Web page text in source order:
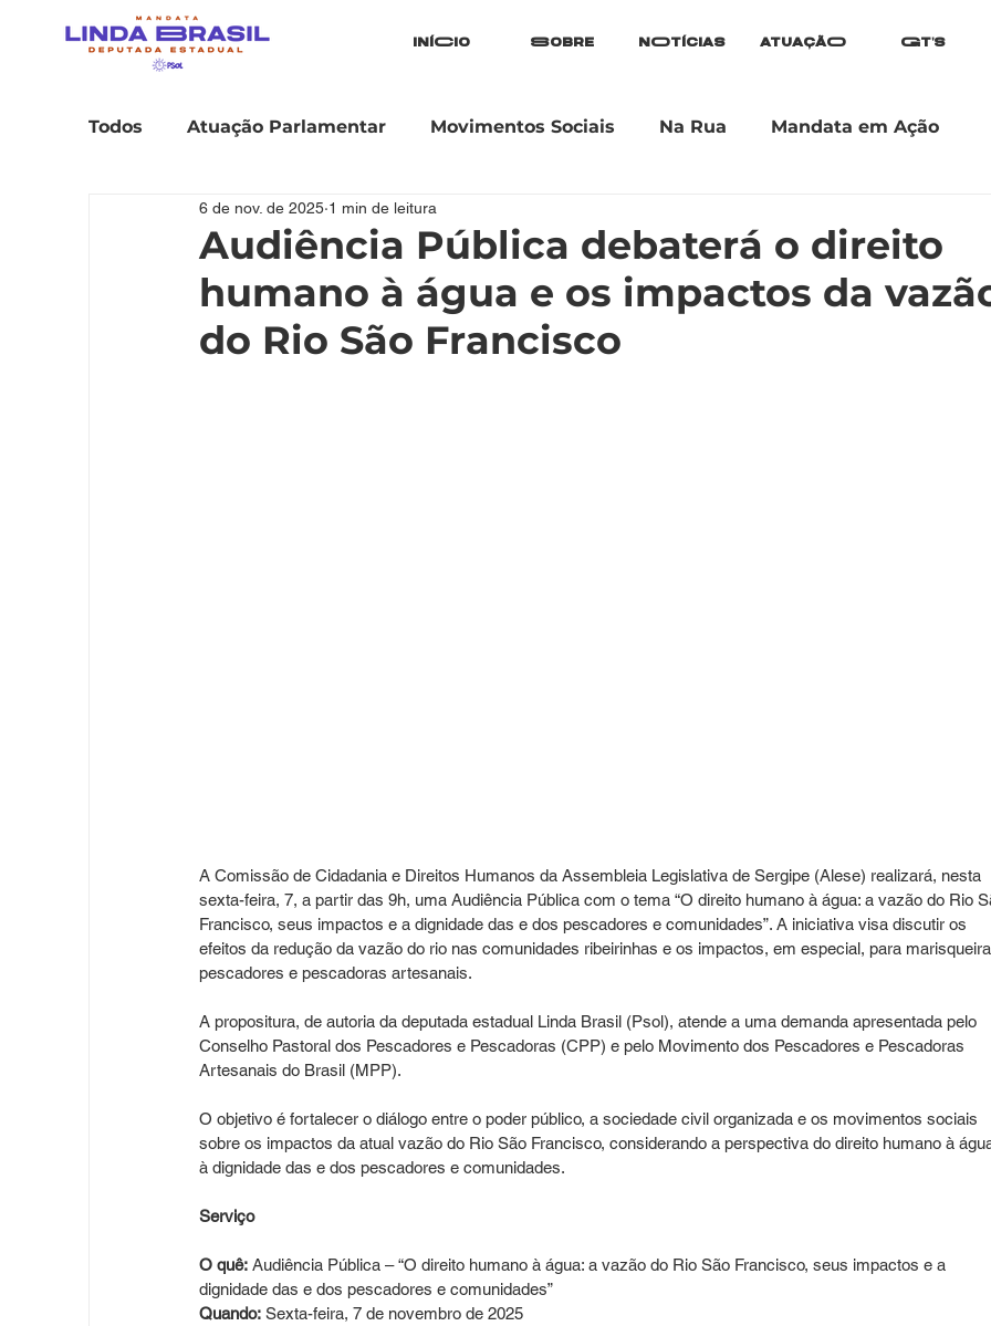
iníCio Sobre nOtícias atuaçãO Gt's
Todos Atuação Parlamentar Movimentos Sociais Na Rua Mandata em Ação
Audiência Pública debaterá o direito
humano à água e os impactos da
do Rio São Francisco
6 de nov. de 2025 1 min de leitura
A Comissão de Cidadania e Direitos Humanos da Assembleia Legislativa de Sergipe (Alese) realizará, nesta
sexta-feira, 7, a partir das 9h, uma Audiência Pública com o tema “O direito humano à água: a vazão do Rio
Francisco, seus impactos e a dignidade das e dos pescadores e comunidades”. A iniciativa visa discutir os
efeitos da redução da vazão do rio nas comunidades ribeirinhas e os impactos, em especial, para
pescadores e pescadoras artesanais.
A propositura, de autoria da deputada estadual Linda Brasil (Psol), atende a uma demanda apresentada pelo
Conselho Pastoral dos Pescadores e Pescadoras (CPP) e pelo Movimento dos Pescadores e Pescadoras
Artesanais do Brasil (MPP).
O objetivo é fortalecer o diálogo entre o poder público, a sociedade civil organizada e os movimentos sociais
sobre os impactos da atual vazão do Rio São Francisco, considerando a perspectiva do direito humano à
à dignidade das e dos pescadores e comunidades.
Serviço
O quê: Audiência Pública – “O direito humano à água: a vazão do Rio São Francisco, seus impactos e a
dignidade das e dos pescadores e comunidades”
Quando: Sexta-feira, 7 de novembro de 2025